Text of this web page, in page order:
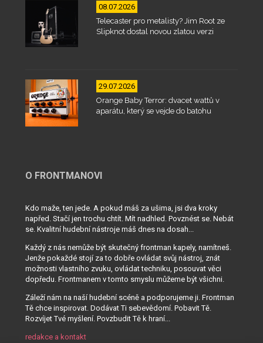
08.07.2026
Telecaster pro metalisty? Jim Root ze
Slipknot dostal novou zlatou verzi
29.07.2026
Orange Baby Terror: dvacet wattů v
aparátu, který se vejde do batohu
O FRONTMANOVI
Kdo maže, ten jede. A pokud máš za ušima, jsi dva kroky
napřed. Stačí jen trochu chtít. Mít nadhled. Povznést se. Nebát
se. Kvalitní hudební nástroje máš dnes na dosah...
Každý z nás nemůže být skutečný frontman kapely, namítneš.
Jenže pokaždé stojí za to dobře ovládat svůj nástroj, znát
možnosti vlastního zvuku, ovládat techniku, posouvat věci
dopředu. Frontmanem v tomto smyslu můžeme být všichni.
Záleží nám na naší hudební scéně a podporujeme ji. Frontman
Tě chce inspirovat. Dodávat Ti sebevědomí. Pobavit Tě.
Rozvíjet Tvé myšlení. Povzbudit Tě k hraní...
redakce a kontakt